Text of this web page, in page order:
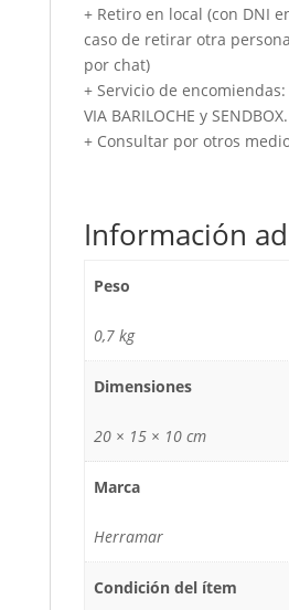
+ Retiro en local (con DNI
caso de retirar otra
por chat)
+ Servicio de encomiendas:
VIA BARILOCHE y SENDBOX.
+ Consultar por otros
Información
Peso
0,7 kg
Dimensiones
20 × 15 × 10 cm
Marca
Herramar
Condición del ítem